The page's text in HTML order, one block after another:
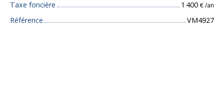
Taxe foncière 1 400 € /an
Référence VM4927